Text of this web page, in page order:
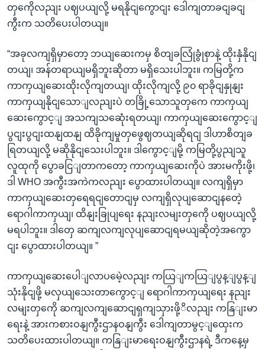
တှကေိုလညျး ပဈပယျလို့ မရနိုငျကွောငျး ဒေါကျတာခငျခငျ
ကွီးက သတိပေးပါတယျ။
“အခုလကျရှိမှာတော့ ဘယျဆေးကမှ စိတျခလြုံခွုံစှာနဲ့ ထိုးနှံနိုငျ
တယျ၊ အန်တရာယျမရှိဘူးဆိုတာ မရှိသေးပါဘူး။ ကမြတို့က
ကာကှယျဆေးထိုးလိုကျတယျ၊ ထိုးလိုကျလို့ ၉၀ ရာခိုငျနှုနျး
ကာကှယျနိုငျသောျလညျးပဲ တခြို့သောသူတှကေ ကာကှယျ
ဆေးကွောင့ျ အသကျသဆေုံးရတယျ၊ ကာကှယျဆေးကွောင့ျ
ပွငျးပွငျးထနျထနျ ထိခိုကျမှုတှဖွေဈတယျဆိုရငျ ဒါဟာစိတျခ
ရြတယျလို့ မဆိုနိုငျသေးပါဘူး။ ဒါကွောင့ျမို့ ကမြတို့ပွညျသူ
လူထုကို ပွောခငြျတာကတော့ ကာကှယျဆေးကိုပဲ အားမကိုးဖို့၊
ဒါ WHO အကွီးအကဲကလညျး ပွောထားပါတယျ။ လကျရှိမှာ
ကာကှယျဆေးတှရေရငျတောငျမှ လကျရှိလုပျဆောငျနတေဲ့
ရောဂါကာကှယျ၊ ထိနျးခြုပျရေး နညျးလမျးတှကေို ပဈပယျလို့
မရပါဘူး။ ဒါတှေ ဆကျလကျလုပျဆောငျရမယျဆိုတဲ့အကွော
ငျး ပွောထားပါတယျ။ ”
ကာကှယျဆေးပေါျလာပမေဲ့လညျး ကယြျကယြျပွန့ျပွန့ျ
သုံးနိုငျဖို့ မလှယျသေးတာကွောင့ျ ရောဂါကာကှယျရေး နညျး
လမျးတှကေို ဆကျလကျဆောငျရှကျသှားဖို့ိလညျး ကနြျးမာ
ရေးနဲ့ အားကစားဝနျကွီးဌာနဝနျကွီး ဒေါကျတာမွင့ျထှေးက
သတိပေးထားပါတယျ။ ကနြျးမာရေးဝနျကွီးဌာနရဲ့ ဒီကနေ့မှ